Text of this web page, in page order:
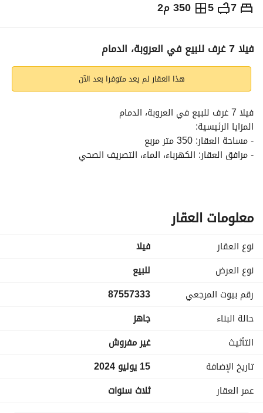
7
5 350 م2 ⃁
1,200,000
التفاصيل معلومات ترخيص الإعلان فيلا 7 غرف للبيع في العروبة، الدمام
هذا العقار لم يعد متوفرا بعد الآن
فيلا 7 غرف للبيع في العروبة، الدمام
المزايا الرئيسية:
- مساحة العقار: 350 متر مربع
- مرافق العقار: الكهرباء، الماء، التصريف الصحي
معلومات العقار
نوع العقار
فیلا
نوع العرض
للبيع
رقم بيوت المرجعي
87557333
حالة البناء
جاهز
التأثيث
غير مفروش
تاريخ الإضافة
15 يوليو 2024
عمر العقار
ثلاث سنوات